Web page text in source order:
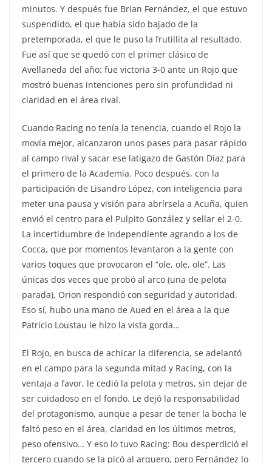
minutos. Y después fue Brian Fernández, el que estuvo
suspendido, el que había sido bajado de la
pretemporada, el que le puso la frutillita al resultado.
Fue así que se quedó con el primer clásico de
Avellaneda del año: fue victoria 3-0 ante un Rojo que
mostró buenas intenciones pero sin profundidad ni
claridad en el área rival.
Cuando Racing no tenía la tenencia, cuando el Rojo la
movía mejor, alcanzaron unos pases para pasar rápido
al campo rival y sacar ese latigazo de Gastón Díaz para
el primero de la Academia. Poco después, con la
participación de Lisandro López, con inteligencia para
meter una pausa y visión para abrírsela a Acuña, quien
envió el centro para el Pulpito González y sellar el 2-0.
La incertidumbre de Independiente agrando a los de
Cocca, que por momentos levantaron a la gente con
varios toques que provocaron el “ole, ole, ole”. Las
únicas dos veces que probó al arco (una de pelota
parada), Orion respondió con seguridad y autoridad.
Eso sí, hubo una mano de Aued en el área a la que
Patricio Loustau le hizo la vista gorda…
El Rojo, en busca de achicar la diferencia, se adelantó
en el campo para la segunda mitad y Racing, con la
ventaja a favor, le cedió la pelota y metros, sin dejar de
ser cuidadoso en el fondo. Le dejó la responsabilidad
del protagonismo, aunque a pesar de tener la bocha le
faltó peso en el área, claridad en los últimos metros,
peso ofensivo… Y eso lo tuvo Racing: Bou desperdició el
tercero cuando se la picó al arquero, pero Fernández lo